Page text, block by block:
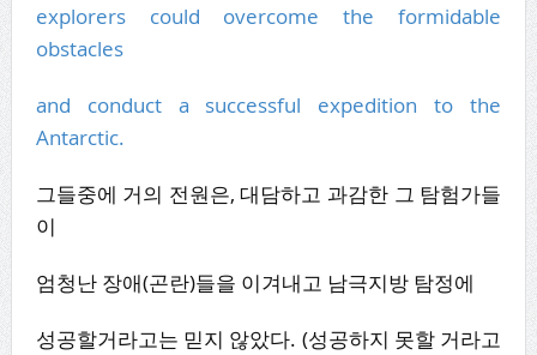
explorers could overcome the formidable
obstacles
and conduct a successful expedition to the
Antarctic.
그들중에 거의 전원은, 대담하고 과감한 그 탐험가들
이
엄청난 장애(곤란)들을 이겨내고 남극지방 탐정에
성공할거라고는 믿지 않았다. (성공하지 못할 거라고